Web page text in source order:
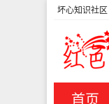
坏心知识社区
首页